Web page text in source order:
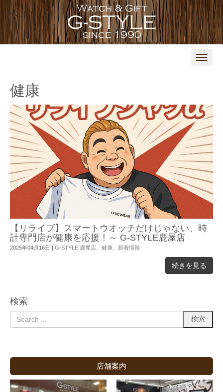
N
t
i
o
n
健康
【リライブ】スマートウオッチだけじゃない、時
計専門店が健康を応援！～ G-STYLE鹿屋店
2025年04月16日 | G-STYLE 鹿屋店 健康 新着情報
続きを見る
検索
店舗案内